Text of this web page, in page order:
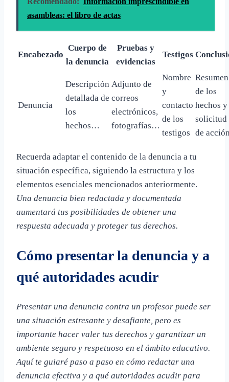
asambleas: el libro de actas
Encabezado
Cuerpo de
la denuncia
Pruebas y
evidencias
Testigos
Denuncia
Descripción
detallada de
los
hechos…
Adjunto de
correos
electrónicos,
fotografías…
Nombre
y
contacto
de los
testigos
Resumen
de los
hechos y
solicitud
de
Recuerda adaptar el contenido de la denuncia a tu
situación específica, siguiendo la estructura y los
elementos esenciales mencionados anteriormente.
Una denuncia bien redactada y documentada
aumentará tus posibilidades de obtener una
respuesta adecuada y proteger tus derechos.
Cómo presentar la denuncia y a
qué autoridades acudir
Presentar una denuncia contra un profesor puede ser
una situación estresante y desafiante, pero es
importante hacer valer tus derechos y garantizar un
ambiente seguro y respetuoso en el ámbito educativo.
Aquí te guiaré paso a paso en cómo redactar una
denuncia efectiva y a qué autoridades acudir para